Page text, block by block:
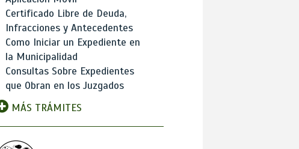
Certificado Libre de Deuda,
Infracciones y Antecedentes
Como Iniciar un Expediente en
la Municipalidad
Consultas Sobre Expedientes
que Obran en los Juzgados
MÁS TRÁMITES